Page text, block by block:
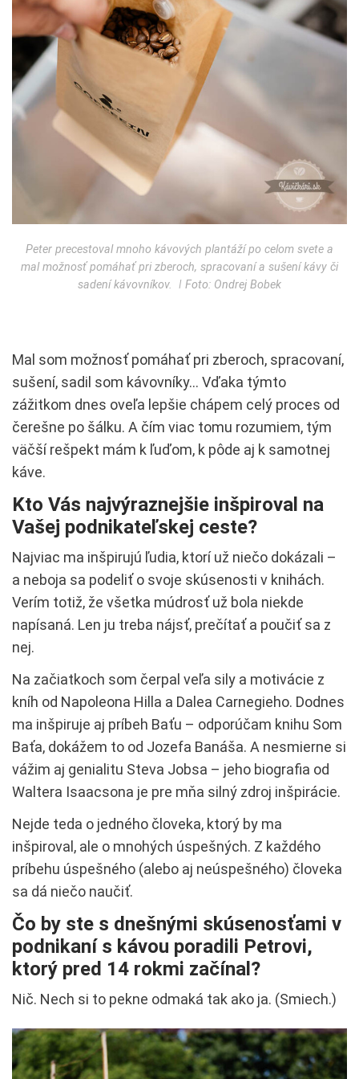
Peter precestoval mnoho kávových plantáží po celom svete a
mal možnosť pomáhať pri zberoch, spracovaní a sušení kávy či
sadení kávovníkov. ǀ Foto: Ondrej Bobek
Mal som možnosť pomáhať pri zberoch, spracovaní,
sušení, sadil som kávovníky… Vďaka týmto
zážitkom dnes oveľa lepšie chápem celý proces od
čerešne po šálku. A čím viac tomu rozumiem, tým
väčší rešpekt mám k ľuďom, k pôde aj k samotnej
káve.
Kto Vás najvýraznejšie inšpiroval na
Vašej podnikateľskej ceste?
Najviac ma inšpirujú ľudia, ktorí už niečo dokázali –
a neboja sa podeliť o svoje skúsenosti v knihách.
Verím totiž, že všetka múdrosť už bola niekde
napísaná. Len ju treba nájsť, prečítať a poučiť sa z
nej.
Na začiatkoch som čerpal veľa sily a motivácie z
kníh od Napoleona Hilla a Dalea Carnegieho. Dodnes
ma inšpiruje aj príbeh Baťu – odporúčam knihu Som
Baťa, dokážem to od Jozefa Banáša. A nesmierne si
vážim aj genialitu Steva Jobsa – jeho biografia od
Waltera Isaacsona je pre mňa silný zdroj inšpirácie.
Nejde teda o jedného človeka, ktorý by ma
inšpiroval, ale o mnohých úspešných. Z každého
príbehu úspešného (alebo aj neúspešného) človeka
sa dá niečo naučiť.
Čo by ste s dnešnými skúsenosťami v
podnikaní s kávou poradili Petrovi,
ktorý pred 14 rokmi začínal?
Nič. Nech si to pekne odmaká tak ako ja. (Smiech.)